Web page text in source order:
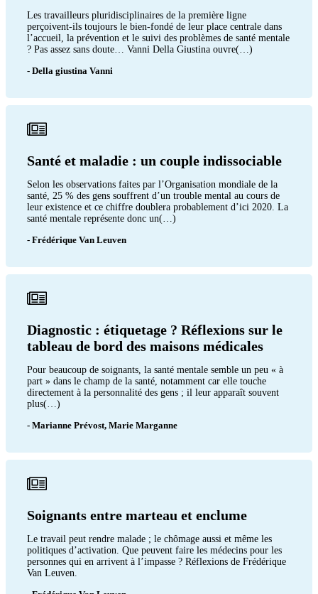
Les travailleurs pluridisciplinaires de la première ligne
perçoivent-ils toujours le bien-fondé de leur place centrale dans
l’accueil, la prévention et le suivi des problèmes de santé mentale
? Pas assez sans doute… Vanni Della Giustina ouvre(…)
- Della giustina Vanni
Santé et maladie : un couple indissociable
Selon les observations faites par l’Organisation mondiale de la
santé, 25 % des gens souffrent d’un trouble mental au cours de
leur existence et ce chiffre doublera probablement d’ici 2020. La
santé mentale représente donc un(…)
- Frédérique Van Leuven
Diagnostic : étiquetage ? Réflexions sur le
tableau de bord des maisons médicales
Pour beaucoup de soignants, la santé mentale semble un peu « à
part » dans le champ de la santé, notamment car elle touche
directement à la personnalité des gens ; il leur apparaît souvent
plus(…)
- Marianne Prévost, Marie Marganne
Soignants entre marteau et enclume
Le travail peut rendre malade ; le chômage aussi et même les
politiques d’activation. Que peuvent faire les médecins pour les
personnes qui en arrivent à l’impasse ? Réflexions de Frédérique
Van Leuven.